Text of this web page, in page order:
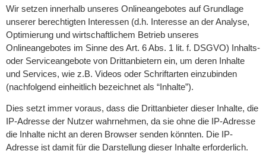
Wir setzen innerhalb unseres Onlineangebotes auf Grundlage
unserer berechtigten Interessen (d.h. Interesse an der Analyse,
Optimierung und wirtschaftlichem Betrieb unseres
Onlineangebotes im Sinne des Art. 6 Abs. 1 lit. f. DSGVO) Inhalts-
oder Serviceangebote von Drittanbietern ein, um deren Inhalte
und Services, wie z.B. Videos oder Schriftarten einzubinden
(nachfolgend einheitlich bezeichnet als “Inhalte”).
Dies setzt immer voraus, dass die Drittanbieter dieser Inhalte, die
IP-Adresse der Nutzer wahrnehmen, da sie ohne die IP-Adresse
die Inhalte nicht an deren Browser senden könnten. Die IP-
Adresse ist damit für die Darstellung dieser Inhalte erforderlich.